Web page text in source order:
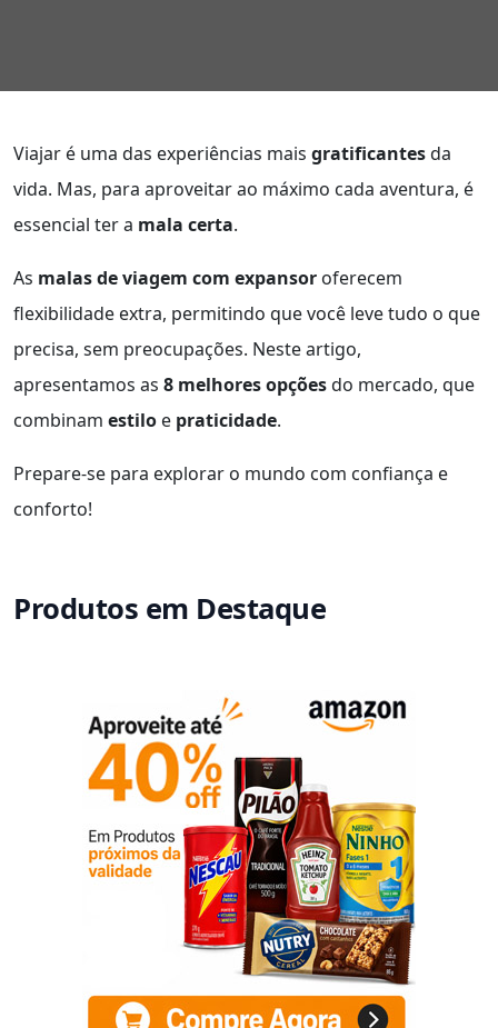
Viajar é uma das experiências mais gratificantesda
vida. Mas, para aproveitar ao máximo cada aventura, é
essencial ter a mala certa.
As malas de viagem com expansor oferecem
flexibilidade extra, permitindo que você leve tudo o que
precisa, sem preocupações. Neste artigo,
apresentamos as 8 melhores opçõesdo mercado, que
combinam estilo e praticidade.
Prepare-se para explorar o mundo com confiança e
conforto!
Produtos em Destaque